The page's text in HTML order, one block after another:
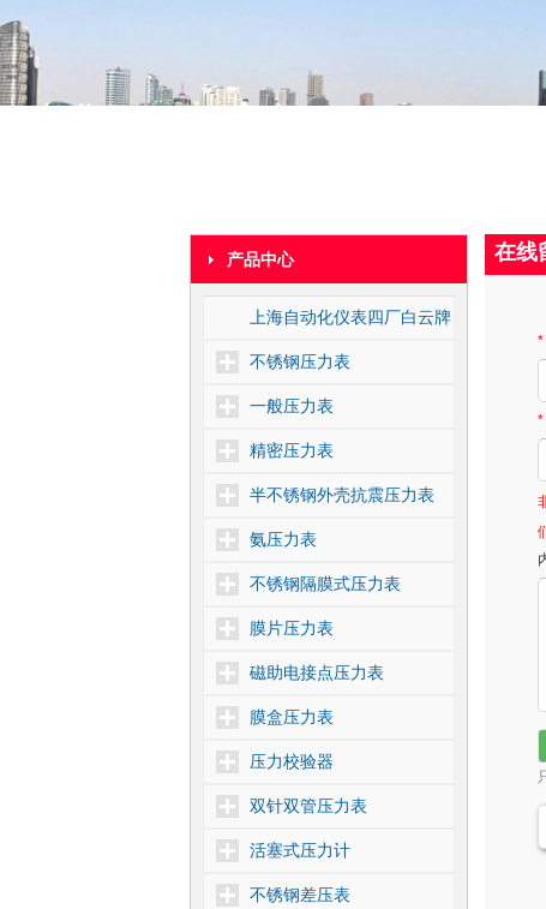
产品中心
上海自动化仪表四厂白云牌
不锈钢压力表
一般压力表
精密压力表
半不锈钢外壳抗震压力表
氨压力表
不锈钢隔膜式压力表
膜片压力表
磁助电接点压力表
膜盒压力表
压力校验器
双针双管压力表
活塞式压力计
不锈钢差压表
在线
*
*